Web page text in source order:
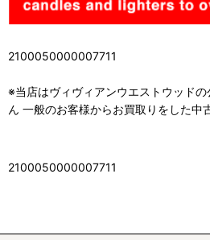
2100050000007711
※当店はヴィヴィアンウエストウッド
ん 一般のお客様からお買取りをした中
2100050000007711